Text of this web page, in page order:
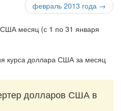
февраль 2013 года →
курса доллара США за месяц
долларов США в